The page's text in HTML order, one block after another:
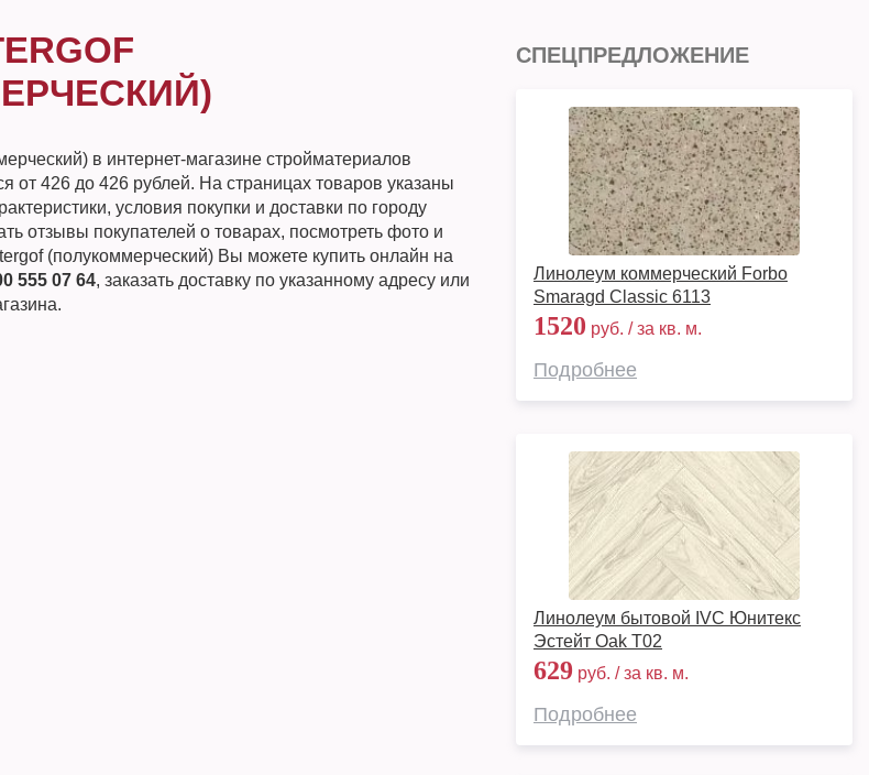
в интернет-магазине стройматериалов
426 до 426 рублей. На страницах товаров указаны
условия покупки и доставки по городу
отзывы покупателей о товарах, посмотреть фото и
(полукоммерческий) Вы можете купить онлайн на
555 07 64, заказать доставку по указанному адресу или
СПЕЦПРЕДЛОЖЕНИЕ
Линолеум коммерческий Forbo
Smaragd Classic 6113
1520 руб. / за кв. м.
Подробнее
Линолеум бытовой IVC Юнитекс
Эстейт Oak T02
629 руб. / за кв. м.
Подробнее